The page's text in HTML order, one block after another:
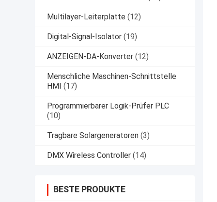
Multilayer-Leiterplatte (12)
Digital-Signal-Isolator (19)
ANZEIGEN-DA-Konverter (12)
Menschliche Maschinen-Schnittstelle
HMI (17)
Programmierbarer Logik-Prüfer PLC
(10)
Tragbare Solargeneratoren (3)
DMX Wireless Controller (14)
BESTE PRODUKTE